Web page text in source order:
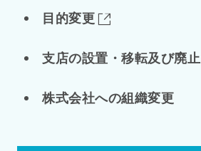
目的変更
支店の設置・移転及び廃止
株式会社への組織変更